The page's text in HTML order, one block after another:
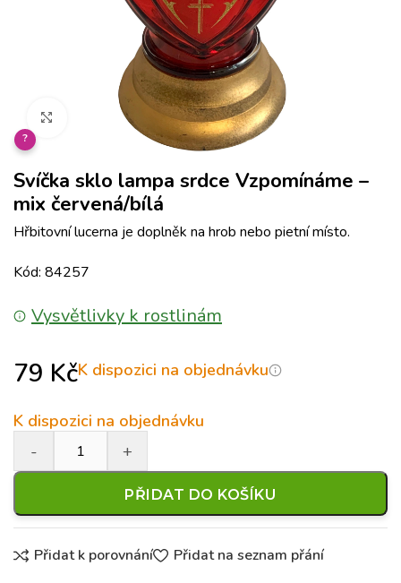
Klikněte pro zvětšení
?
Svíčka sklo lampa srdce Vzpomínáme –
mix červená/bílá
Hřbitovní lucerna je doplněk na hrob nebo pietní místo.
Kód: 84257
Vysvětlivky k rostlinám
79 KčK dispozici na objednávku
K dispozici na objednávku
PŘIDAT DO KOŠÍKU
Přidat k porovnání Přidat na seznam přání